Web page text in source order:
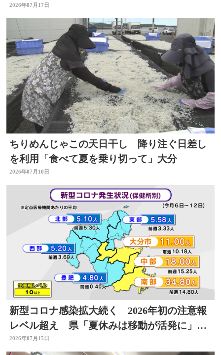
ク 大分県九重町
2026年07月17日
ちりめんじゃこの天日干し 降り注ぐ日差し
を利用「食べて夏を乗り切って」大分
2026年07月10日
新型コロナ感染拡大続く 2026年初の注意報
レベル超え 県「夏休みは移動が活発に」感
染対策を 大分
2026年07月15日